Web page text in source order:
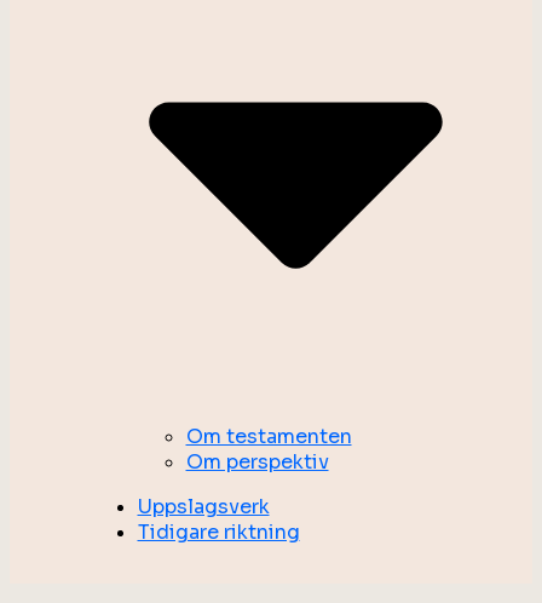
Om testamenten
Om perspektiv
Uppslagsverk
Tidigare riktning